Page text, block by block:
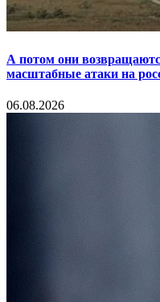
А потом они
масштабные атаки на
06.08.2026